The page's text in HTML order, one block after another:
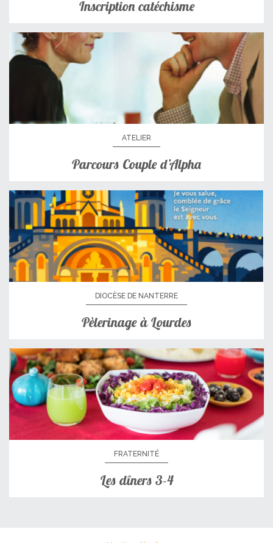
Inscription catéchisme
ATELIER
Parcours Couple d’Alpha
DIOCÈSE DE NANTERRE
Pèlerinage à Lourdes
FRATERNITÉ
Les dîners 3-4